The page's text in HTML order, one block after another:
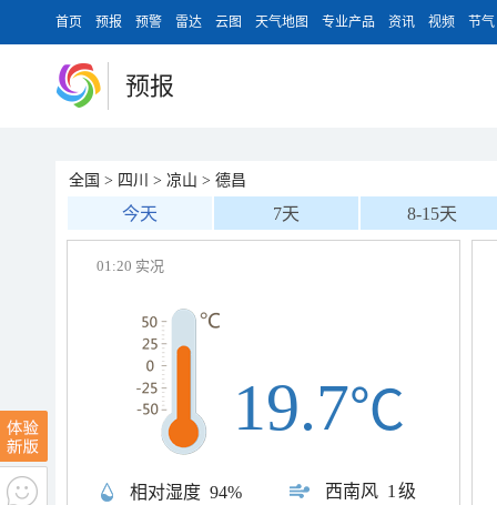
首页 预报 预警 雷达 云图 天气地图 专业产品 资讯 视频 节气
预报
全国 > 四川 > 凉山 > 德昌
今天 7天 8-15天
01:20 实况
相对湿度 94% 西南风 1级
19.7℃